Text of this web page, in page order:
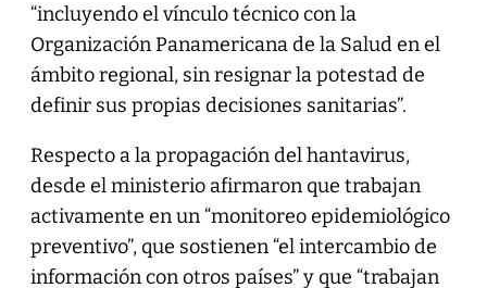
“incluyendo el vínculo técnico con la
Organización Panamericana de la Salud en el
ámbito regional, sin resignar la potestad de
definir sus propias decisiones sanitarias”.
Respecto a la propagación del hantavirus,
desde el ministerio afirmaron que trabajan
activamente en un “monitoreo epidemiológico
preventivo”, que sostienen “el intercambio de
información con otros países” y que “trabajan